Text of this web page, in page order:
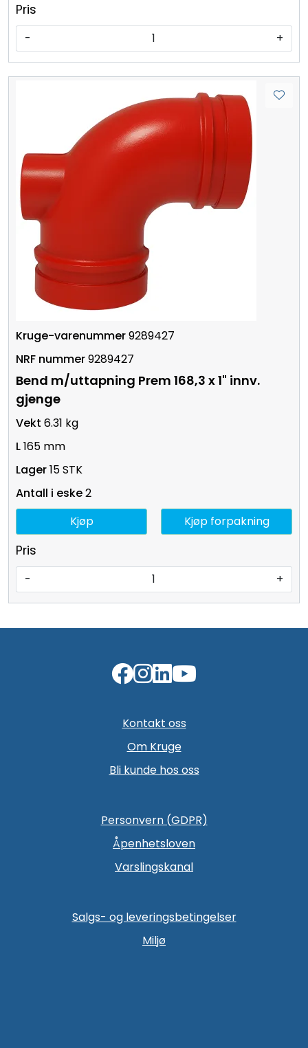
Pris
- +
9289427
9289427
Bend m/uttapning Prem 168,3 x 1" innv.
gjenge
6.31 kg
165 mm
15 STK
2
Pris
- +
Kjøp Kjøp forpakning
Kontakt oss
Om Kruge
Bli kunde hos oss
Personvern (GDPR)
Åpenhetsloven
Varslingskanal
Salgs- og leveringsbetingelser
Miljø